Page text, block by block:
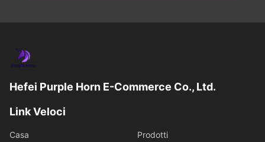
Hefei Purple Horn E-Commerce Co., Ltd.
Link Veloci
Casa Prodotti